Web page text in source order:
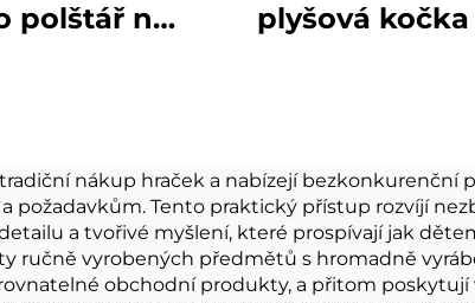
polštář na
liška
plyšová kočka
nákup hraček a nabízejí bezkonkurenční
Tento praktický přístup rozvíjí
a tvořivé myšlení, které prospívají jak
ručně vyrobených předmětů s hromadně
obchodní produkty, a přitom